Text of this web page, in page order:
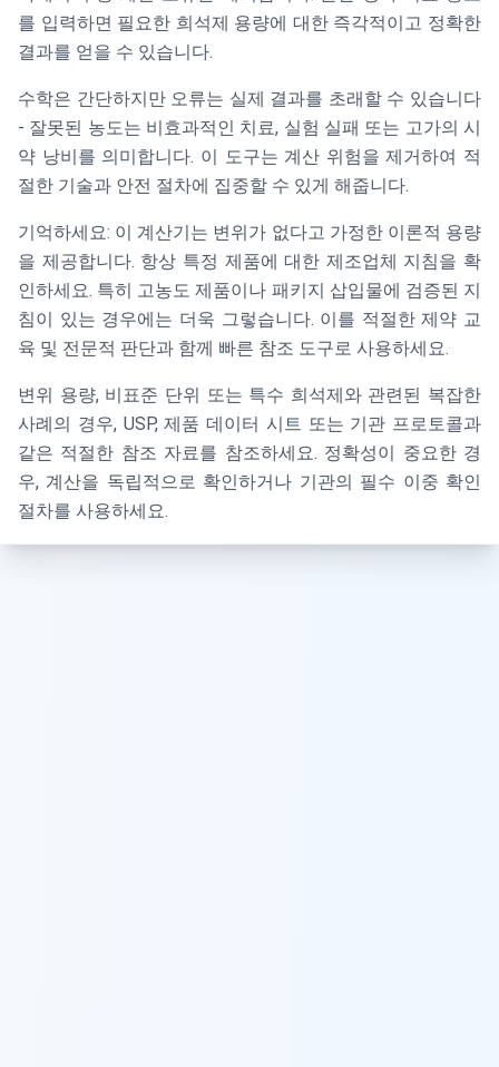
를 입력하면 필요한 희석제 용량에 대한 즉각적이고 정확한
결과를 얻을 수 있습니다.
수학은 간단하지만 오류는 실제 결과를 초래할 수 있습니다
- 잘못된 농도는 비효과적인 치료, 실험 실패 또는 고가의 시
약 낭비를 의미합니다. 이 도구는 계산 위험을 제거하여 적
절한 기술과 안전 절차에 집중할 수 있게 해줍니다.
기억하세요: 이 계산기는 변위가 없다고 가정한 이론적 용량
을 제공합니다. 항상 특정 제품에 대한 제조업체 지침을 확
인하세요. 특히 고농도 제품이나 패키지 삽입물에 검증된 지
침이 있는 경우에는 더욱 그렇습니다. 이를 적절한 제약 교
육 및 전문적 판단과 함께 빠른 참조 도구로 사용하세요.
변위 용량, 비표준 단위 또는 특수 희석제와 관련된 복잡한
사례의 경우, USP, 제품 데이터 시트 또는 기관 프로토콜과
같은 적절한 참조 자료를 참조하세요. 정확성이 중요한 경
우, 계산을 독립적으로 확인하거나 기관의 필수 이중 확인
절차를 사용하세요.